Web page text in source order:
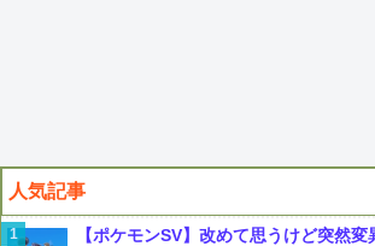
人気記事
【ポケモンSV】改めて思うけど突然